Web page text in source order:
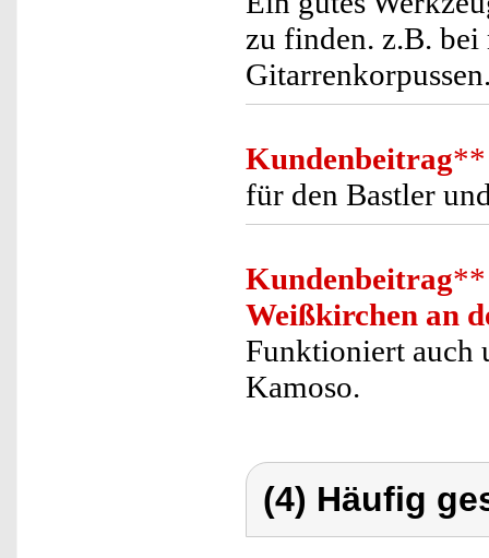
zu finden. z.B.
Kundenbeitrag**
für den Bastler
Kundenbeitrag**
Weißkirchen an
Funktioniert auch
Kamoso.
(4) Häufig